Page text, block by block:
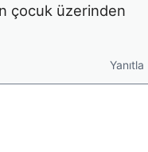
çocuk üzerinden
Yanıtla